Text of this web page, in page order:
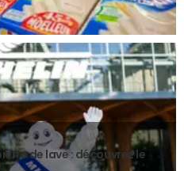
de lave : découvrez le